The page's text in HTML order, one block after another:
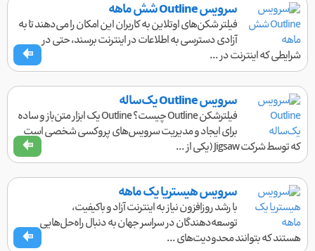
سرویس Outline شش ماهه
فیلتر شکن‌های اوتلاین به کاربران این امکان را می‌دهند تا به
آزادی دسترسی به اطلاعات در اینترنت برسند، حتی در
شرایطی که اینترنت در ...
سرویس Outline یک‌ساله
فیلترشکن Outline چیست؟ Outline یک ابزار متن‌باز و ساده
برای ایجاد و مدیریت سرویس‌های پروکسی شخصی است
که توسط شرکت Jigsaw (یکی از ...
سرویس هیستریا یک ماهه
با رشد روزافزون نیاز به اینترنت آزاد و باکیفیت،
توسعه‌دهندگان در سراسر جهان به دنبال راه‌حل‌هایی
هستند که بتوانند محدودیت‌های ...